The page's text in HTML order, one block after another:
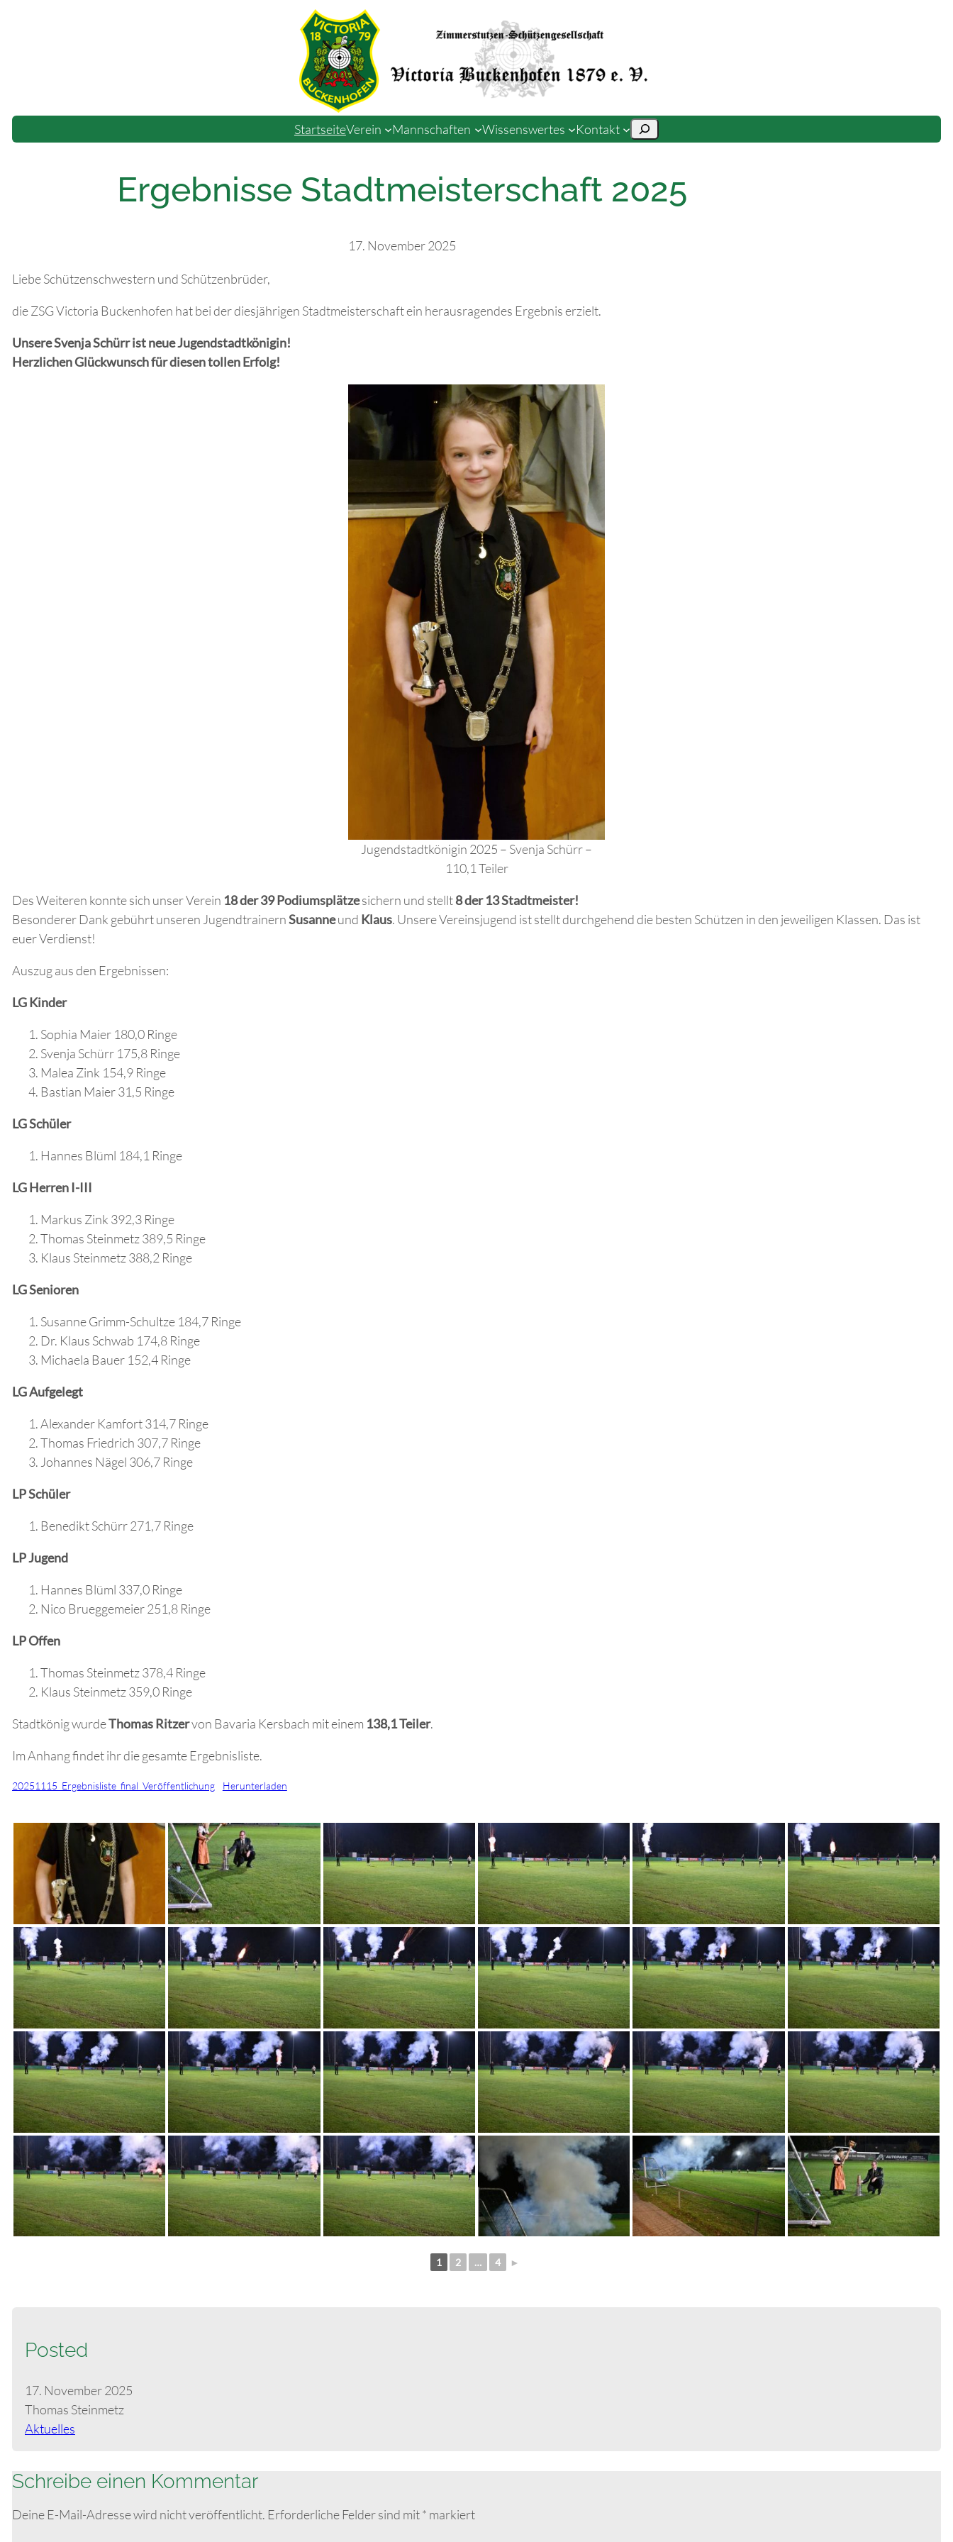
StartseiteVerein Mannschaften Wissenswertes Kontakt Suchen
Ergebnisse Stadtmeisterschaft 2025
17. November 2025
Liebe Schützenschwestern und Schützenbrüder,
die ZSG Victoria Buckenhofen hat bei der diesjährigen Stadtmeisterschaft ein herausragendes Ergebnis erzielt.
Unsere Svenja Schürr ist neue Jugendstadtkönigin!
Herzlichen Glückwunsch für diesen tollen Erfolg!
Jugendstadtkönigin 2025 – Svenja Schürr –
110,1 Teiler
Des Weiteren konnte sich unser Verein 18 der 39 Podiumsplätzesichern und stellt8 der 13 Stadtmeister!
Besonderer Dank gebührt unseren JugendtrainernSusanneund Klaus. Unsere Vereinsjugend ist stellt durchgehend die besten Schützen in den jeweiligen Klassen. Das ist
euer Verdienst!
Auszug aus den Ergebnissen:
LG Kinder
Sophia Maier 180,0 Ringe
Svenja Schürr 175,8 Ringe
Malea Zink 154,9 Ringe
Bastian Maier 31,5 Ringe
LG Schüler
Hannes Blüml 184,1 Ringe
LG Herren I-III
Markus Zink 392,3 Ringe
Thomas Steinmetz 389,5 Ringe
Klaus Steinmetz 388,2 Ringe
LG Senioren
Susanne Grimm-Schultze 184,7 Ringe
Dr. Klaus Schwab 174,8 Ringe
Michaela Bauer 152,4 Ringe
LG Aufgelegt
Alexander Kamfort 314,7 Ringe
Thomas Friedrich 307,7 Ringe
Johannes Nägel 306,7 Ringe
LP Schüler
Benedikt Schürr 271,7 Ringe
LP Jugend
Hannes Blüml 337,0 Ringe
Nico Brueggemeier 251,8 Ringe
LP Offen
Thomas Steinmetz 378,4 Ringe
Klaus Steinmetz 359,0 Ringe
Stadtkönig wurdeThomas Ritzervon Bavaria Kersbach mit einem 138,1 Teiler.
Im Anhang findet ihr die gesamte Ergebnisliste.
20251115_Ergebnisliste_final_Veröffentlichung Herunterladen
1 2 … 4 ►
Posted
17. November 2025
Thomas Steinmetz
Aktuelles
Schreibe einen Kommentar
Deine E-Mail-Adresse wird nicht veröffentlicht. Erforderliche Felder sind mit* markiert